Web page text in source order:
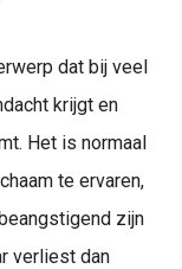
dat bij veel
krijgt en
Het is normaal
te ervaren,
zijn
verliest dan